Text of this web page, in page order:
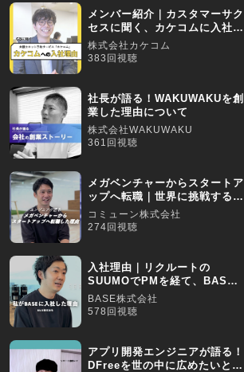
メンバー紹介｜カスタマーサク
セスに聞く、カケコムに入社し
た理由とは？
株式会社カケコム
383回視聴
社長が語る！WAKUWAKUを創
業した理由について
株式会社WAKUWAKU
361回視聴
メガベンチャーからスタートア
ップへ転職｜世界に挑戦するプ
ロダクトを作りたい！
コミューン株式会社
274回視聴
入社理由｜リクルートの
SUUMOでPMを経て、BASE
に入社した理由とは
BASE株式会社
578回視聴
アプリ開発エンジニアが語る！
DFreeを世の中に広めたいと考